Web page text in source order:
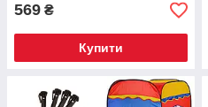
569 ₴
Купити